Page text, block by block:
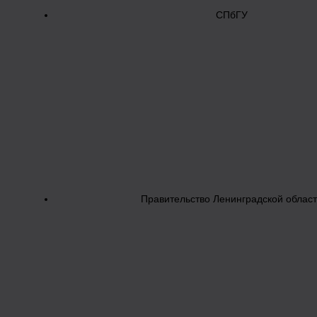
СПбГУ
Правительство Ленинградской